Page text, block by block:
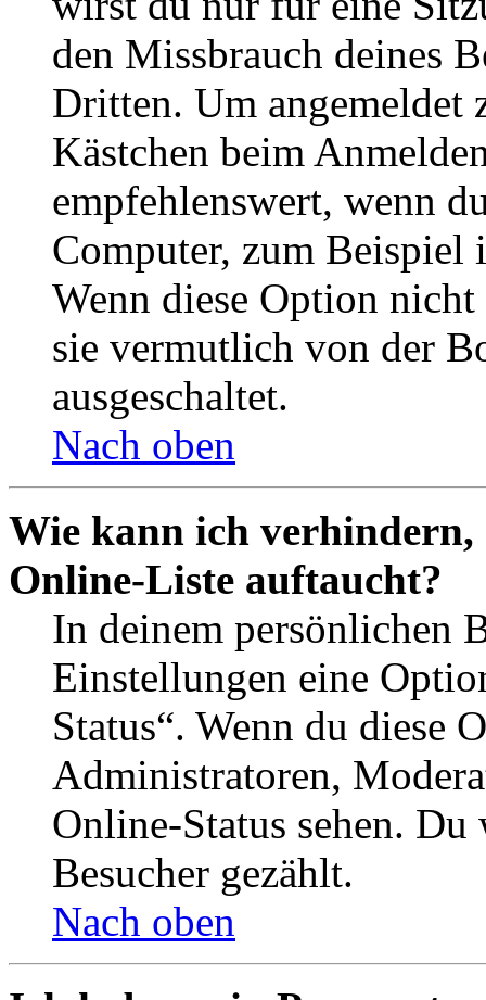
den Missbrauch deines
Dritten. Um angemeldet
Kästchen beim
empfehlenswert, wenn
Computer, zum Beispiel
Wenn diese Option
sie vermutlich von der
ausgeschaltet.
Nach oben
Wie kann ich verhindern,
Online-Liste auftaucht?
In deinem persönlichen
Einstellungen eine
Status“. Wenn du diese
Administratoren,
Online-Status sehen.
Besucher gezählt.
Nach oben